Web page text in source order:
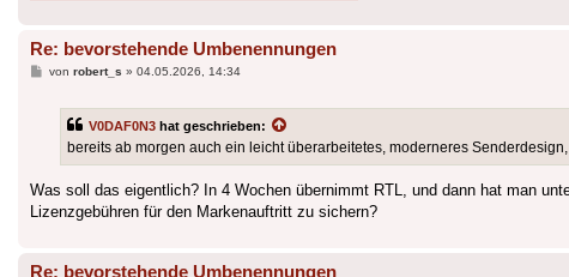
Re: bevorstehende Umbenennungen
Beitrag
von robert_s » 04.05.2026, 14:34
V0DAF0N3 hat geschrieben:
bereits ab morgen auch ein leicht überarbeitetes, moderneres
Was soll das eigentlich? In 4 Wochen übernimmt RTL, und dann hat man
Lizenzgebühren für den Markenauftritt zu sichern?
Re: bevorstehende Umbenennungen